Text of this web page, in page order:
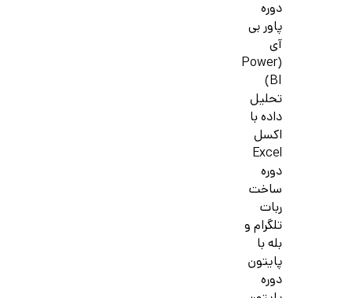
دوره
پاور بی
آی
(Power
BI)
تحلیل
داده با
اکسل
Excel
دوره
ساخت
ربات
تلگرام و
بله با
پایتون
دوره